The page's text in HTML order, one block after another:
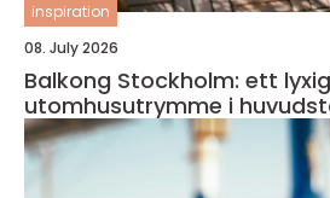
inspiration
08. July 2026
Balkong Stockholm: ett
utomhusutrymme i